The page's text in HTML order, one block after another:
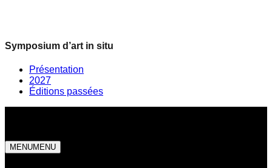
Symposium d’art in situ
Présentation
2027
Éditions passées
MENUMENU